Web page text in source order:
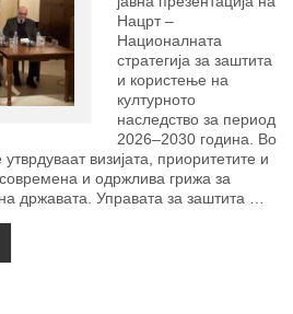
Нацрт –
Националната
стратегија за заштита
и користење на
културното
наследство за период
2026–2030 година. Во
визијата, приоритетите и
и одржлива грижа за
државата. Управата за заштита …